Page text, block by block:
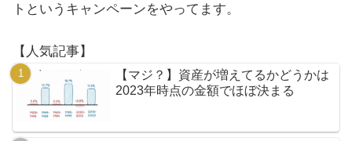
トというキャンペーンをやってます。
【人気記事】
【マジ？】資産が増えてるかどうかは
2023年時点の金額でほぼ決まる